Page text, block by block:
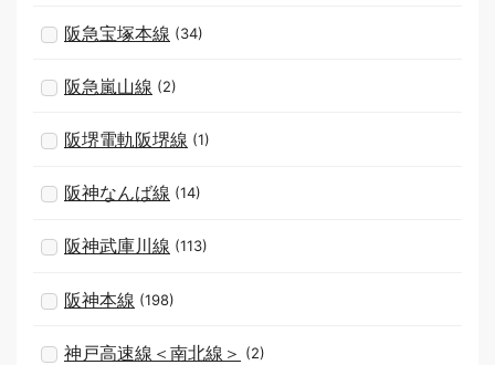
阪急宝塚本線 (34)
阪急嵐山線 (2)
阪堺電軌阪堺線 (1)
阪神なんば線 (14)
阪神武庫川線 (113)
阪神本線 (198)
神戸高速線＜南北線＞ (2)